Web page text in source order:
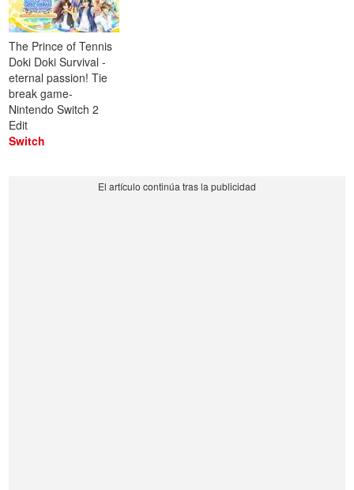
The Prince of Tennis
Doki Doki Survival -
eternal passion! Tie
break game-
Nintendo Switch 2
Edit
Switch